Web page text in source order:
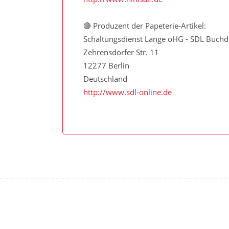
🔴 Produzent der Papeterie-Artikel:
Schaltungsdienst Lange oHG - SDL
Zehrensdorfer Str. 11
12277 Berlin
Deutschland
http://www.sdl-online.de